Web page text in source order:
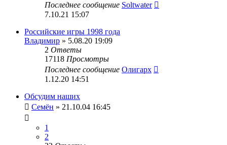
Последнее сообщение Soltwater
7.10.21 15:07
Российские игры 1998 года
Владимир » 5.08.20 19:09
2 Ответы
17118 Просмотры
Последнее сообщение Олигарх
1.12.20 14:51
Обсудим наших
Семён » 21.10.04 16:45
1
2